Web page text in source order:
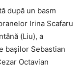
după un basm
Irina Scafaru
(Liu), a
bașilor Sebastian
Octavian